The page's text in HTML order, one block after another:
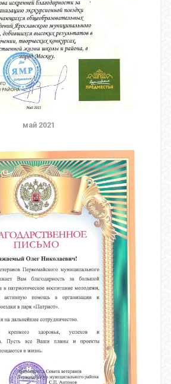
май 2021